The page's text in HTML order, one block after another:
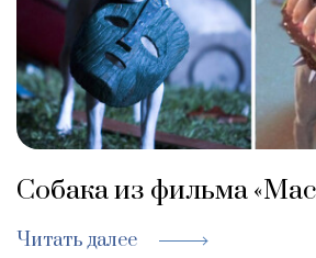
Собака из фильма
Читать далее